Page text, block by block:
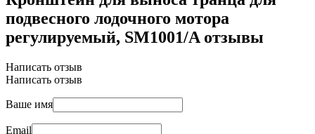
подвесного лодочного мотора
регулируемый, SM1001/A отзывы
Написать отзыв
Написать отзыв
Ваше имя
Email